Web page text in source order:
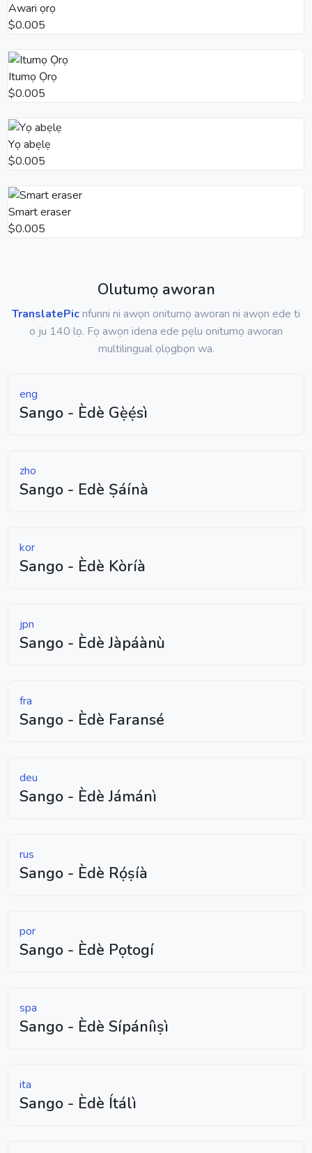
Awari ọrọ
$0.005
Itumọ Ọrọ
$0.005
Yọ abẹlẹ
$0.005
Smart eraser
$0.005
Olutumọ aworan
TranslatePicnfunni ni awọn onitumọ aworan ni awọn ede ti
o ju 140 lọ. Fọ awọn idena ede pẹlu onitumọ aworan
multilingual ọlọgbọn wa.
eng
Sango - Èdè Gẹ̀ẹ́sì
zho
Sango - Edè Ṣáínà
kor
Sango - Èdè Kòríà
jpn
Sango - Èdè Jàpáànù
fra
Sango - Èdè Faransé
deu
Sango - Èdè Jámánì
rus
Sango - Èdè Rọ́ṣíà
por
Sango - Èdè Pọtogí
spa
Sango - Èdè Sípáníìṣì
ita
Sango - Èdè Ítálì